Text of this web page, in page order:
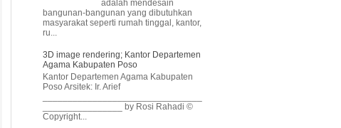
adalah mendesain
bangunan-bangunan yang dibutuhkan
masyarakat seperti rumah tinggal, kantor,
ru...
3D image rendering; Kantor Departemen
Agama Kabupaten Poso
Kantor Departemen Agama Kabupaten
Poso Arsitek: Ir. Arief
________________ by Rosi Rahadi ©
Copyright...